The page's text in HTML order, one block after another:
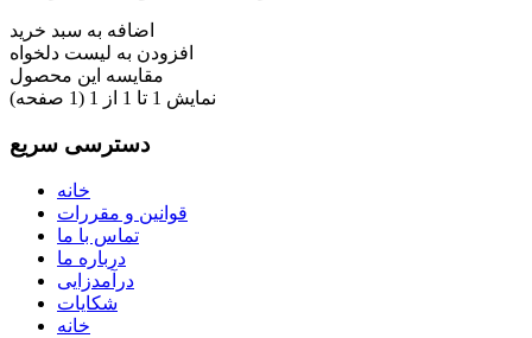
اضافه به سبد خرید
افزودن به لیست دلخواه
مقایسه این محصول
نمایش 1 تا 1 از 1 (1 صفحه)
دسترسی سریع
خانه
قوانین و مقررات
تماس با ما
درباره ما
درآمدزایی
شکایات
خانه